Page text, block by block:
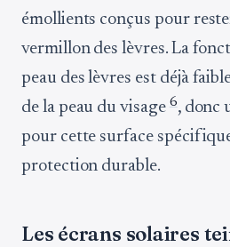
émollients conçus pour
vermillon des lèvres. La
peau des lèvres est déjà
de la peau du visage 6, donc
pour cette surface
protection durable.
Les écrans solaires